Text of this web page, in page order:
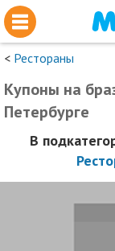
< Рестораны
Купоны на
Петербурге
В